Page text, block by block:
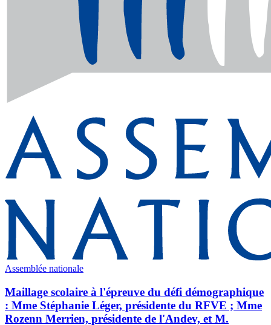
Assemblée nationale
Maillage scolaire à l'épreuve du défi démographique
: Mme Stéphanie Léger, présidente du RFVE ; Mme
Rozenn Merrien, présidente de l'Andev, et M.